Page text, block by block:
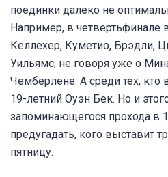
поединки далеко не
Например, в четвертьфинале
Келлехер, Куметио, Брэдли,
Уильямс, не говоря уже о
Чемберлене. А среди тех,
19-летний Оуэн Бек. Но и
запоминающегося прохода в
предугадать, кого выставит
пятницу.